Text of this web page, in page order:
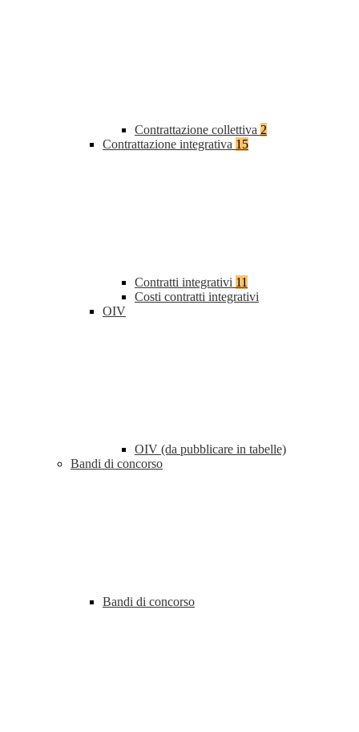
Contrattazione collettiva 2
Contrattazione integrativa 15
Contratti integrativi 11
Costi contratti integrativi
OIV
OIV (da pubblicare in tabelle)
Bandi di concorso
Bandi di concorso